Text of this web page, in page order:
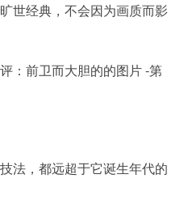
世经典，不会因为画质而影
法，都远超于它诞生年代的